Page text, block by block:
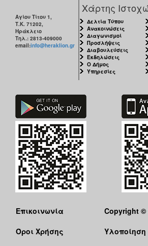
Αγίου Τίτου 1,
Τ.Κ. 71202,
Ηράκλειο
Τηλ.: 2813-409000
email:info@heraklion.gr
Χάρτης
Δελτία Τύπου
Ανακοινώσεις
Διαγωνισμοί
Προσλήψεις
Διαβουλεύσεις
Εκδηλώσεις
Ο Δήμος
Υπηρεσίες
Επικοινωνία
Όροι Χρήσης
Copyright ©
Υλοποίηση